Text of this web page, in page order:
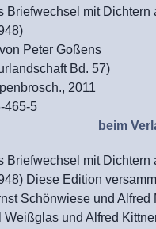
Briefwechsel mit Dichtern
Peter Goßens
Bd. 57)
2011
465-5
beim
Briefwechsel mit Dichtern
Diese Edition
Schönwiese und Alfred
Weißglas und Alfred